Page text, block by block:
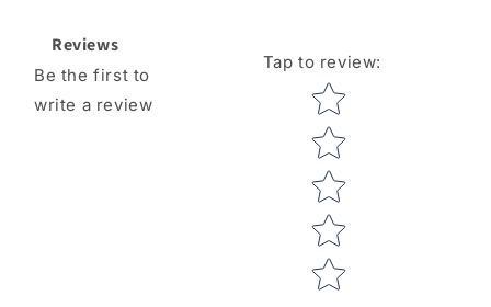
Reviews
Be the first to
write a review
Tap to review:
Star rating